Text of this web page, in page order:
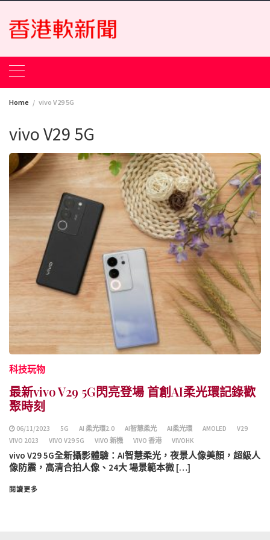
Skip
content
Home vivo V29 5G
vivo V29 5G
科技玩物
最新vivo V29 5G閃亮登場 首創AI柔光環記錄歡
聚時刻
06/11/2023 5G AI 柔光環2.0 AI智慧柔光 AI柔光環 AMOLED
V29
VIVO 2023
VIVO V29 5G VIVO 新機 VIVO 香港 VIVOHK
vivo V29 5G全新攝影體驗：AI智慧柔光，夜景人像美顏，超級人
像防震，高清合拍人像、24大 場景範本微 […]
閱讀更多